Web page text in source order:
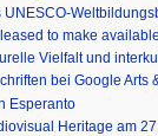
to make
Vielfalt und
bei Google Arts
Esperanto
Heritage am